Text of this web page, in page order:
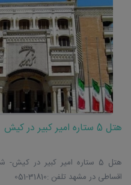
هتل 5 ستاره امیر کبیر در کیش
هتل 5 ستاره امیر کبیر در
اقساطی در مشهد تلفن :31810-051